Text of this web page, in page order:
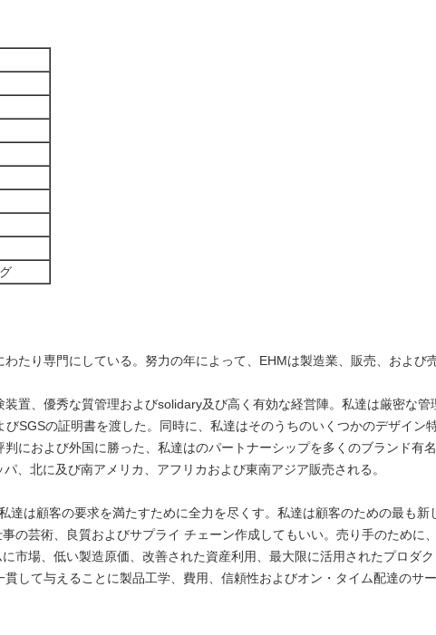
たり専門にしている。努力の年によって、EHMは製造業、販売、および
置、優秀な質管理およびsolidary及び高く有効な経営陣。私達は厳密な管
SGSの証明書を渡した。同時に、私達はそのうちのいくつかのデザイン
におよび外国に勝った、私達はのパートナーシップを多くのブランド有
、北に及び南アメリカ、アフリカおよび東南アジア販売される。
達は顧客の要求を満たすために全力を尽くす。私達は顧客のための最も新
の芸術、良質およびサプライ チェーン作成してもいい。売り手のために
市場、低い製造原価、改善された資産利用、最大限に活用されたプロダ
して与えることに製品工学、費用、信頼性およびオン・タイム配達のサ